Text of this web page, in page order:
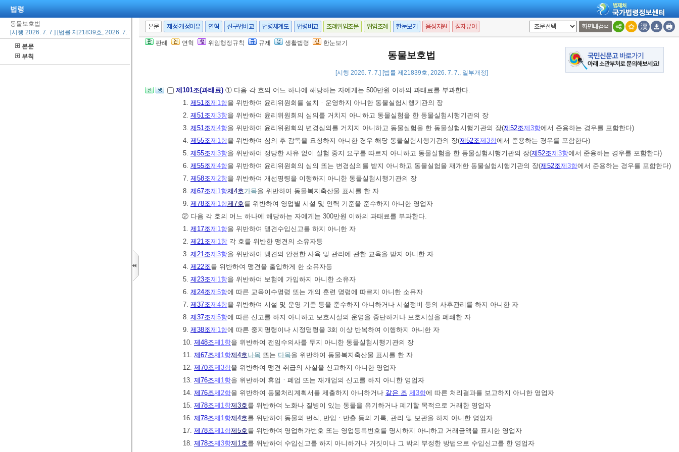
법령
동물보호법
[시행 2026. 7. 7.] [법률 제21839호, 2026. 7. 7., 일부개정]
본문
부칙
본문 제정·개정이유 연혁 신구법비교 법령체계도 법령비교 조례위임조문 위임조례 한눈보기 음성지원 점자뷰어 화면내검색
판례 연혁 위임행정규칙 규제 생활법령 한눈보기
동물보호법
[시행 2026. 7. 7.] [법률 제21839호, 2026. 7. 7., 일부개정]
가. 등록대상동물, 맹견 등의 안전한 사육 및 관리에 관한 사항
나. 그 밖에 개물림 관련 재범 예방을 위하여 필요한 사항
3. 삭제<2023. 6. 20.>
⑦ 형벌과 병과하는 수강명령 및 이수명령에 관하여 이 법에서 규정한 사항 외에는「보호관찰 등에 관한 법률」
제101조(과태료) ① 다음 각 호의 어느 하나에 해당하는 자에게는 500만원 이하의 과태료를 부과한다.
1. 제51조제1항을 위반하여 윤리위원회를 설치ㆍ운영하지 아니한 동물실험시행기관의 장
2. 제51조제3항을 위반하여 윤리위원회의 심의를 거치지 아니하고 동물실험을 한 동물실험시행기관의 장
3. 제51조제4항을 위반하여 윤리위원회의 변경심의를 거치지 아니하고 동물실험을 한 동물실험시행기관의 장(제52조제3항에서 준용하는 경우를 포함한다)
4. 제55조제1항을 위반하여 심의 후 감독을 요청하지 아니한 경우 해당 동물실험시행기관의 장(제52조제3항에서 준용하는 경우를 포함한다)
5. 제55조제3항을 위반하여 정당한 사유 없이 실험 중지 요구를 따르지 아니하고 동물실험을 한 동물실험시행기관의 장(제52조제3항에서 준용하는 경우를 포함한다)
6. 제55조제4항을 위반하여 윤리위원회의 심의 또는 변경심의를 받지 아니하고 동물실험을 재개한 동물실험시행기관의 장(제52조제3항에서 준용하는 경우를 포함한다)
7. 제58조제2항을 위반하여 개선명령을 이행하지 아니한 동물실험시행기관의 장
8. 제67조제1항제4호가목을 위반하여 동물복지축산물 표시를 한 자
9. 제78조제1항제7호를 위반하여 영업별 시설 및 인력 기준을 준수하지 아니한 영업자
② 다음 각 호의 어느 하나에 해당하는 자에게는 300만원 이하의 과태료를 부과한다.
1. 제17조제1항을 위반하여 맹견수입신고를 하지 아니한 자
2. 제21조제1항 각 호를 위반한 맹견의 소유자등
3. 제21조제3항을 위반하여 맹견의 안전한 사육 및 관리에 관한 교육을 받지 아니한 자
4. 제22조를 위반하여 맹견을 출입하게 한 소유자등
5. 제23조제1항을 위반하여 보험에 가입하지 아니한 소유자
6. 제24조제5항에 따른 교육이수명령 또는 개의 훈련 명령에 따르지 아니한 소유자
7. 제37조제4항을 위반하여 시설 및 운영 기준 등을 준수하지 아니하거나 시설정비 등의 사후관리를 하지 아니한 자
8. 제37조제5항에 따른 신고를 하지 아니하고 보호시설의 운영을 중단하거나 보호시설을 폐쇄한 자
9. 제38조제1항에 따른 중지명령이나 시정명령을 3회 이상 반복하여 이행하지 아니한 자
10. 제48조제1항을 위반하여 전임수의사를 두지 아니한 동물실험시행기관의 장
11. 제67조제1항제4호나목 또는 다목을 위반하여 동물복지축산물 표시를 한 자
12. 제70조제3항을 위반하여 맹견 취급의 사실을 신고하지 아니한 영업자
13. 제76조제1항을 위반하여 휴업ㆍ폐업 또는 재개업의 신고를 하지 아니한 영업자
14. 제76조제2항을 위반하여 동물처리계획서를 제출하지 아니하거나 같은 조 제3항에 따른 처리결과를 보고하지 아니한 영업자
15. 제78조제1항제3호를 위반하여 노화나 질병이 있는 동물을 유기하거나 폐기할 목적으로 거래한 영업자
16. 제78조제1항제4호를 위반하여 동물의 번식, 반입ㆍ반출 등의 기록, 관리 및 보관을 하지 아니한 영업자
17. 제78조제1항제5호를 위반하여 영업허가번호 또는 영업등록번호를 명시하지 아니하고 거래금액을 표시한 영업자
18. 제78조제3항제1호를 위반하여 수입신고를 하지 아니하거나 거짓이나 그 밖의 부정한 방법으로 수입신고를 한 영업자